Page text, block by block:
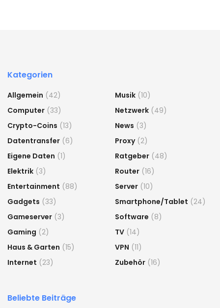
Kategorien
Allgemein (42)
Computer (33)
Crypto-Coins (13)
Datentransfer (6)
Eigene Daten (1)
Elektrik (3)
Entertainment (88)
Gadgets (33)
Gameserver (3)
Gaming (2)
Haus & Garten (15)
Internet (23)
Musik (10)
Netzwerk (49)
News (3)
Proxy(2)
Ratgeber (48)
Router (16)
Server (10)
Smartphone/Tablet (24)
Software (8)
TV (14)
VPN (11)
Zubehör (16)
Beliebte Beiträge